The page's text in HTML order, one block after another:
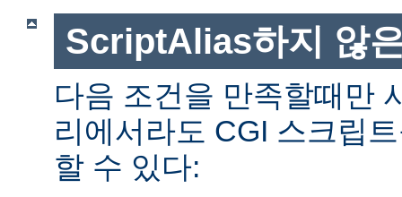
ScriptAlias하지 않
다음 조건을 만족할때만
리에서라도 CGI 스크립
할 수 있다: